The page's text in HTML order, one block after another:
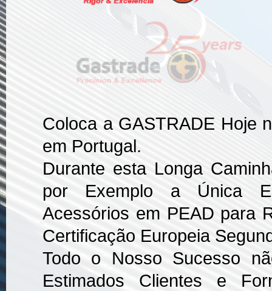
Coloca a GASTRADE Hoje
em Portugal.
Durante esta Longa
por Exemplo a Única
Acessórios em PEAD para
Certificação Europeia
Todo o Nosso Sucesso
Estimados Clientes e